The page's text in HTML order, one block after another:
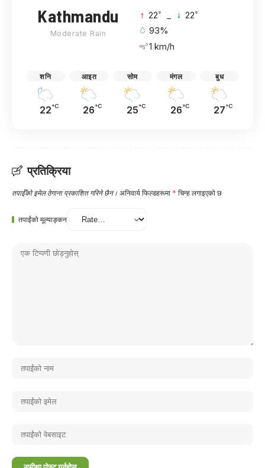
Kathmandu
Moderate Rain
22° 22°
93%
1 km/h
शनि
22°C
आइत
26°C
सोम
25°C
मंगल
26°C
बुध
27°C
प्रतिक्रिया
तपाईँको इमेल ठेगाना प्रकाशित गरिने छैन। अनिवार्य फिल्डहरूमा * चिन्ह लगाइएको छ
तपाईंको मूल्याङ्कन